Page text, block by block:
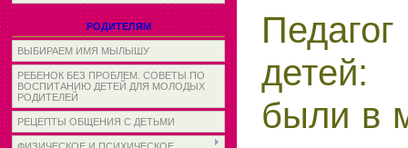
РОДИТЕЛЯМ
ВЫБИРАЕМ ИМЯ МЫЛЫШУ
РЕБЕНОК БЕЗ ПРОБЛЕМ. СОВЕТЫ ПО
ВОСПИТАНИЮ ДЕТЕЙ ДЛЯ МОЛОДЫХ
РОДИТЕЛЕЙ
РЕЦЕПТЫ ОБЩЕНИЯ С ДЕТЬМИ
детей:
были в